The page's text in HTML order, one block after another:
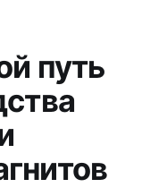
путь